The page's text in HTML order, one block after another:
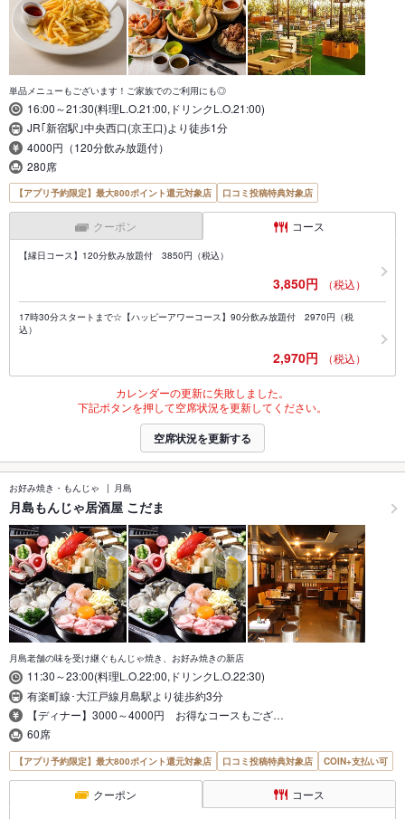
単品メニューもございます！ご家族でのご利用にも◎
16:00～21:30(料理L.O.21:00,ドリンクL.O.21:00)
JR｢新宿駅｣中央西口(京王口)より徒歩1分
4000円（120分飲み放題付）
280席
【アプリ予約限定】最大800ポイント還元対象店 口コミ投稿特典対象店
クーポン コース
【縁日コース】120分飲み放題付 3850円（税込）
3,850円 （税込）
17時30分スタートまで☆【ハッピーアワーコース】90分飲み放題付 2970円（税
込）
2,970円 （税込）
カレンダーの更新に失敗しました。
下記ボタンを押して空席状況を更新してください。
空席状況を更新する
お好み焼き・もんじゃ 月島
月島もんじゃ居酒屋 こだま
月島老舗の味を受け継ぐもんじゃ焼き、お好み焼きの新店
11:30～23:00(料理L.O.22:00,ドリンクL.O.22:30)
有楽町線･大江戸線月島駅より徒歩約3分
【ディナー】3000～4000円 お得なコースもござ…
60席
【アプリ予約限定】最大800ポイント還元対象店 口コミ投稿特典対象店 COIN+支払い可
クーポン コース